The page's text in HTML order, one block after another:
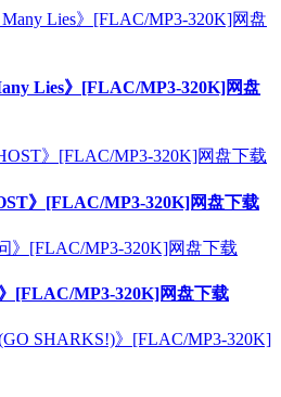
Lies》[FLAC/MP3-320K]网盘
》[FLAC/MP3-320K]网盘下载
[FLAC/MP3-320K]网盘下载